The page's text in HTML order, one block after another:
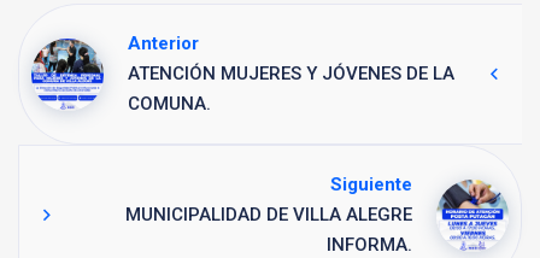
Anterior
ATENCIÓN MUJERES Y JÓVENES DE LA
COMUNA.
Siguiente
MUNICIPALIDAD DE VILLA ALEGRE
INFORMA.